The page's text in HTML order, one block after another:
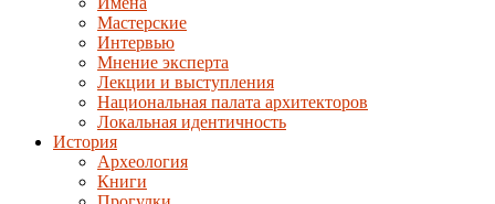
Мастерские
Интервью
Мнение эксперта
Лекции и выступления
Национальная палата архитекторов
Локальная идентичность
История
Археология
Книги